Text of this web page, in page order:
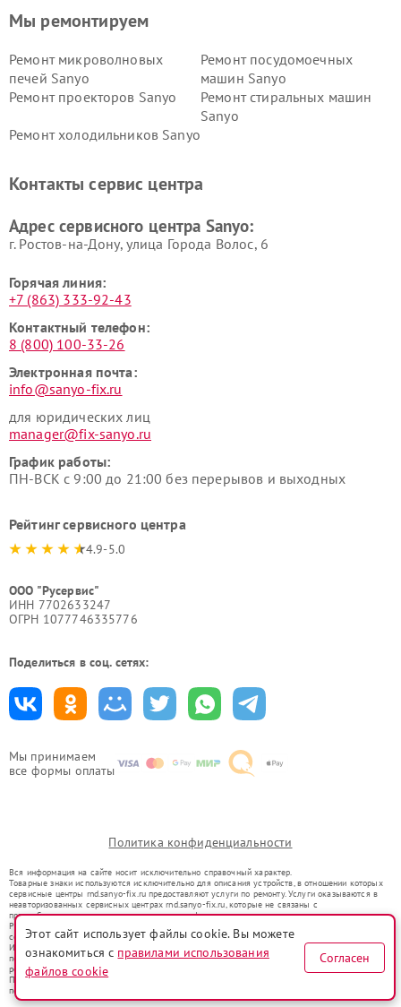
Мы принимаем
все формы оплаты
Мы ремонтируем
Ремонт микроволновых
печей Sanyo
Ремонт посудомоечных
машин Sanyo
Ремонт проекторов Sanyo
Ремонт стиральных машин
Sanyo
Ремонт холодильников Sanyo
Контакты сервис центра
Адрес сервисного центра Sanyo:
г. Ростов-на-Дону, улица Города Волос, 6
Горячая линия:
+7 (863) 333-92-43
Контактный телефон:
8 (800) 100-33-26
Электронная почта:
info@sanyo-fix.ru
для юридических лиц
manager@fix-sanyo.ru
График работы:
ПН-ВСК с 9:00 до 21:00 без перерывов и выходных
Рейтинг сервисного центра
4.9-5.0
ООО "Русервис"
ИНН 7702633247
ОГРН 1077746335776
Поделиться в соц. сетях:
Политика конфиденциальности
Вся информация на сайте носит исключительно справочный характер.
Товарные знаки используются исключительно для описания устройств, в отношении которых
сервисные центры rnd.sanyo-fix.ru предоставляют услуги по ремонту. Услуги оказываются в
неавторизованных сервисных центрах rnd.sanyo-fix.ru, которые не связаны с
правообладателями товарных знаков или их официальными представителями.
Ремонт осуществляется для устройств, уже введенных в гражданский оборот в соответствии
со статьей 1487 ГК РФ.
Использование товарных знаков не преследует цели индивидуализации услуг или введения
потребителей в заблуждение, а служит для информирования о предоставляемых услугах по
ремонту техники указанных брендов.
Представленная на сайте информация не является публичной офертой, определяемой
положениями Статьи 437(2) Гражданского кодекса РФ
Этот сайт использует файлы cookie. Вы можете
ознакомиться с правилами использования
файлов cookie
Согласен